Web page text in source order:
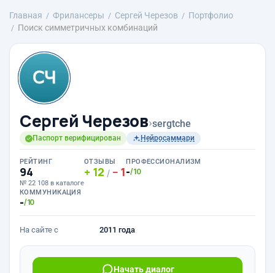
Главная Фрилансеры Сергей Черезов
Портфолио
Поиск симметричных комбинаций
Сергей Черезов›sergtche
Паспорт верифицирован Нейросаммари
РЕЙТИНГ
94
№ 22 108 в каталоге
ОТЗЫВЫ
12 / 1
ПРОФЕССИОНАЛИЗМ
-/10
КОММУНИКАЦИЯ
-/10
На сайте с 2011 года
Начать диалог